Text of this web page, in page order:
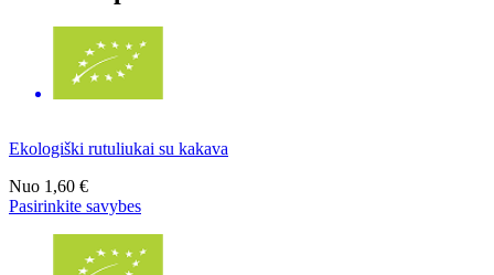
Ekologiški rutuliukai su kakava
Nuo 1,60 €
Pasirinkite savybes